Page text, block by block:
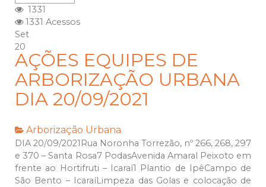
1331
1331 Acessos
Set
20
AÇÕES EQUIPES DE
ARBORIZAÇÃO URBANA
DIA 20/09/2021
Arborização Urbana
DIA 20/09/2021Rua Noronha Torrezão, nº 266, 268, 297
e 370 – Santa Rosa7 PodasAvenida Amaral Peixoto em
frente ao Hortifruti – Icaraí1 Plantio de IpêCampo de
São Bento – IcaraíLimpeza das Golas e colocação de